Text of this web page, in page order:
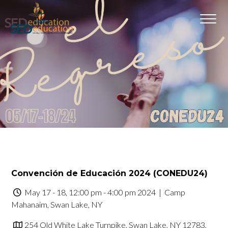
Convención de Educación 2024 (CONEDU24)
May 17 - 18, 12:00 pm - 4:00 pm 2024| Camp
Mahanaim, Swan Lake, NY
254 Old White Lake Turnpike, Swan Lake, NY 12783,